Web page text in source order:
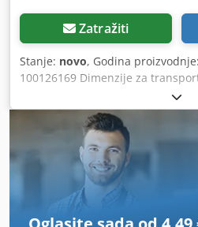
Zatražiti
Stanje: novo, Godina proizvodnje:
100126169 Dimenzije za
Doseg: 45 m Dkjdpeztlmasfx
Uključuje transformator od 4,7
Uključuje produžetak rotirajuće
za radijus okretnog kruga od 2,9